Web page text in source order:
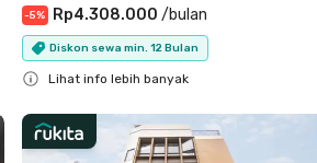
-5% Rp4.308.000 /bulan
Diskon sewa min. 12 Bulan
Lihat info lebih banyak